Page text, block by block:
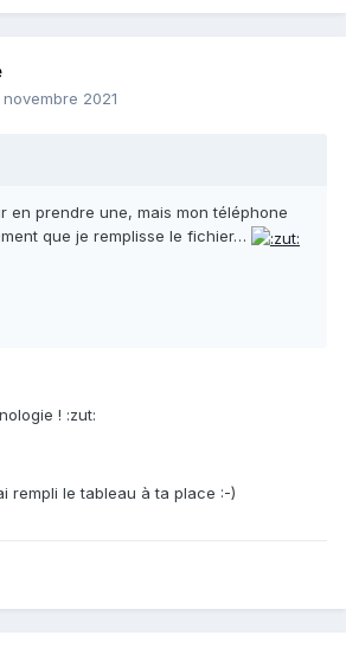
2021
en prendre une, mais mon téléphone
que je remplisse le fichier…
! :zut:
rempli le tableau à ta place :-)